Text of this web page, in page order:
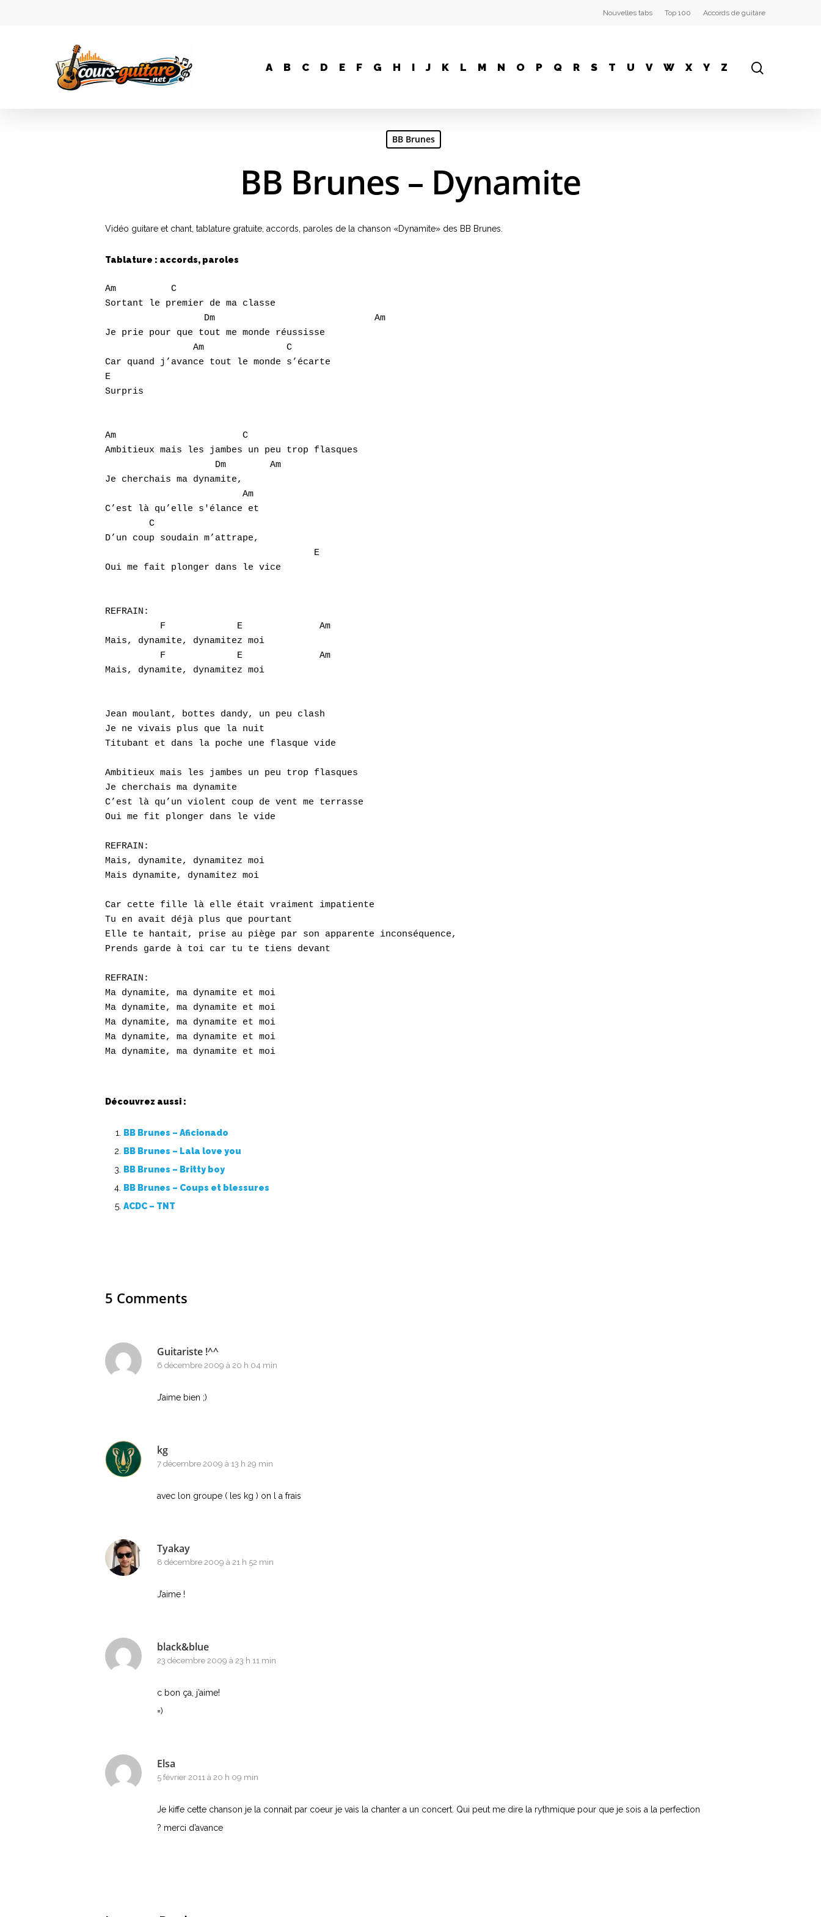
Nouvelles tabs Top 100 Accords de guitare
Hit enter to search or ESC to close
A B C D E F G H I J K L M N O P Q R S T U V W X Y Z
BB Brunes
BB Brunes – Dynamite
Vidéo guitare et chant, tablature gratuite, accords, paroles de la chanson «Dynamite» des BB Brunes.
Tablature : accords, paroles
Am          C
Sortant le premier de ma classe
                  Dm                             Am
Je prie pour que tout me monde réussisse
                Am               C
Car quand j’avance tout le monde s’écarte
E
Surpris
Am                       C
Ambitieux mais les jambes un peu trop flasques
                    Dm        Am
Je cherchais ma dynamite,
                         Am
C’est là qu’elle s'élance et
        C
D’un coup soudain m’attrape,
                                      E
Oui me fait plonger dans le vice
REFRAIN:
          F             E              Am
Mais, dynamite, dynamitez moi
          F             E              Am
Mais, dynamite, dynamitez moi
Jean moulant, bottes dandy, un peu clash
Je ne vivais plus que la nuit
Titubant et dans la poche une flasque vide
Ambitieux mais les jambes un peu trop flasques
Je cherchais ma dynamite
C’est là qu’un violent coup de vent me terrasse
Oui me fit plonger dans le vide
REFRAIN:
Mais, dynamite, dynamitez moi
Mais dynamite, dynamitez moi
Car cette fille là elle était vraiment impatiente
Tu en avait déjà plus que pourtant
Elle te hantait, prise au piège par son apparente inconséquence,
Prends garde à toi car tu te tiens devant
REFRAIN:
Ma dynamite, ma dynamite et moi
Ma dynamite, ma dynamite et moi
Ma dynamite, ma dynamite et moi
Ma dynamite, ma dynamite et moi
Découvrez aussi :
BB Brunes – Aficionado
BB Brunes – Lala love you
BB Brunes – Britty boy
BB Brunes – Coups et blessures
ACDC – TNT
5 Comments
Guitariste !^^
6 décembre 2009 à 20 h 04 min
J’aime bien ;)
kg
7 décembre 2009 à 13 h 29 min
avec lon groupe ( les kg ) on l a frais
Tyakay
8 décembre 2009 à 21 h 52 min
J’aime !
black&blue
23 décembre 2009 à 23 h 11 min
c bon ça, j’aime!
=)
Elsa
5 février 2011 à 20 h 09 min
Je kiffe cette chanson je la connait par coeur je vais la chanter a un concert. Qui peut me dire la rythmique pour que je sois a la perfection
? merci d’avance